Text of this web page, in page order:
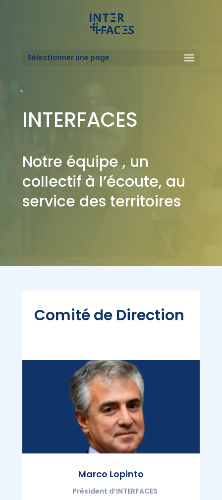
Sélectionner une page
INTERFACES
Notre équipe , un
collectif à l’écoute, au
service des territoires
Comité de Direction
Marco Lopinto
Président d’INTERFACES